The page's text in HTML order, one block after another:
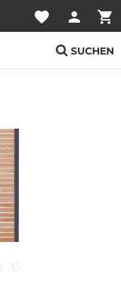
favorite person shopping_cart
SUCHEN